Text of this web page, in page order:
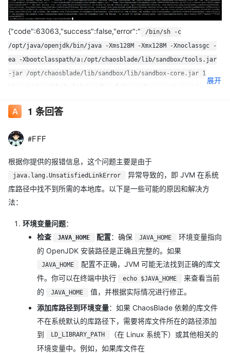
{"code":63063,"success":false,"error":"
/bin/sh -c
/opt/java/openjdk/bin/java -Xms128M -Xmx128M -Xnoclassgc -
ea -Xbootclasspath/a:/opt/chaosblade/lib/sandbox/tools.jar
-jar /opt/chaosblade/lib/sandbox/lib/sandbox-core.jar 1
r.ip=127.0.0.1;server.port=42323;namespace=chaosblade\"
in system library path: /opt/java/openjdk/lib\n\tat
java.base/java.lang.Runtime.loadLibrary0(Unknown
Source)\n\tat java.base/java.lang.System.loadLibrary(Unknown
Source)\n\tat
sun.tools.attach.LinuxVirtualMachine.\u003cclinit\u003e(Linux
VirtualMachine.java:342)\n\tat
sun.tools.attach.LinuxAttachProvider.attachVirtualMachine(Linu
xAttachProvider.java:63)\n\tat
com.sun.tools.attach.VirtualMachine.attach(VirtualMachine.java
:208)\n\tat
com.alibaba.jvm.sandbox.core.CoreLauncher.attachAgent(Cor
展开
1 条回答
#FFF
根据你提供的报错信息，这个问题主要是由于
java.lang.UnsatisfiedLinkError
异常导致的，即 JVM 在系统
库路径中找不到所需的本地库。以下是一些可能的原因和解决方
法：
环境变量问题：
检查
JAVA_HOME 配置：确保 JAVA_HOME
环境变量指向
的 OpenJDK 安装路径是正确且完整的。如果
JAVA_HOME
配置不正确，JVM 可能无法找到正确的库文
件。你可以在终端中执行
echo $JAVA_HOME
来查看当前
的
JAVA_HOME
值，并根据实际情况进行修正。
添加库路径到环境变量：如果 ChaosBlade 依赖的库文件
不在系统默认的库路径下，需要将库文件所在的路径添加
到
LD_LIBRARY_PATH
（在 Linux 系统下）或其他相关的
环境变量中。例如，如果库文件在